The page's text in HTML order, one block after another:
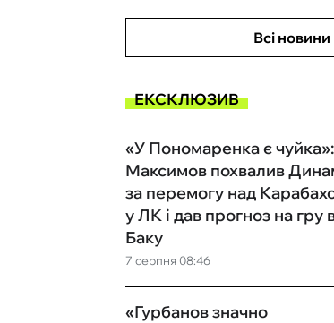
Всі новини
ЕКСКЛЮЗИВ
7 серпня 08:46
«У Пономаренка є чуйка»:
Максимов похвалив
за перемогу над
у ЛК і дав прогноз на гру
Баку
«Гурбанов значно